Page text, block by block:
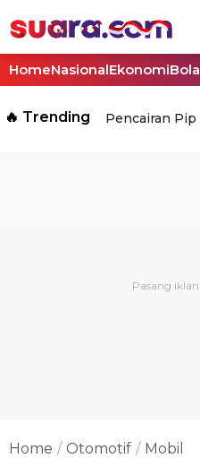
HomeNasionalEkonomiBola
🔥 Trending Pencairan Pip
Home Otomotif Mobil